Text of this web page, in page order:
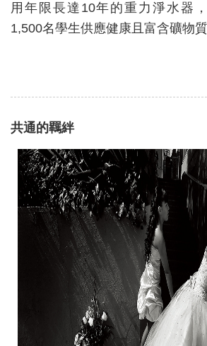
用年限長達10年的重力淨水器
1,500名學生供應健康且富含礦物質
共通的羈絆